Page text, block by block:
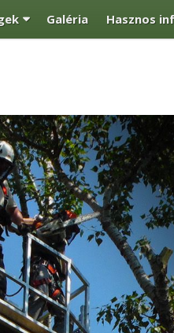
Galéria Hasznos